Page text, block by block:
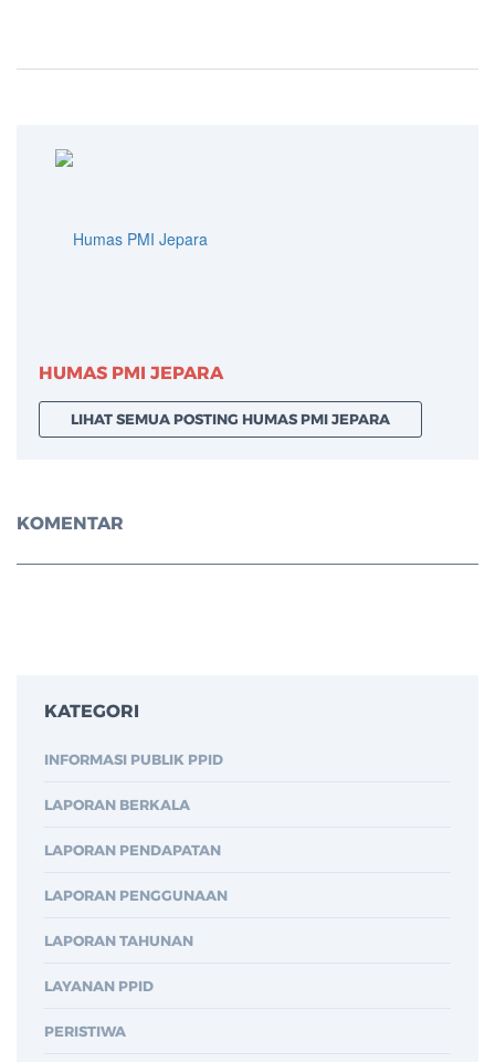
HUMAS PMI JEPARA
LIHAT SEMUA POSTING HUMAS PMI JEPARA
KOMENTAR
KATEGORI
INFORMASI PUBLIK PPID
LAPORAN BERKALA
LAPORAN PENDAPATAN
LAPORAN PENGGUNAAN
LAPORAN TAHUNAN
LAYANAN PPID
PERISTIWA